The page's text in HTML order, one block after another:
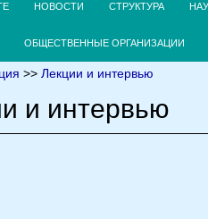
НОВОСТИ СТРУКТУРА
ОБЩЕСТВЕННЫЕ ОРГАНИЗАЦИИ
>>Лекции и интервью
и интервью